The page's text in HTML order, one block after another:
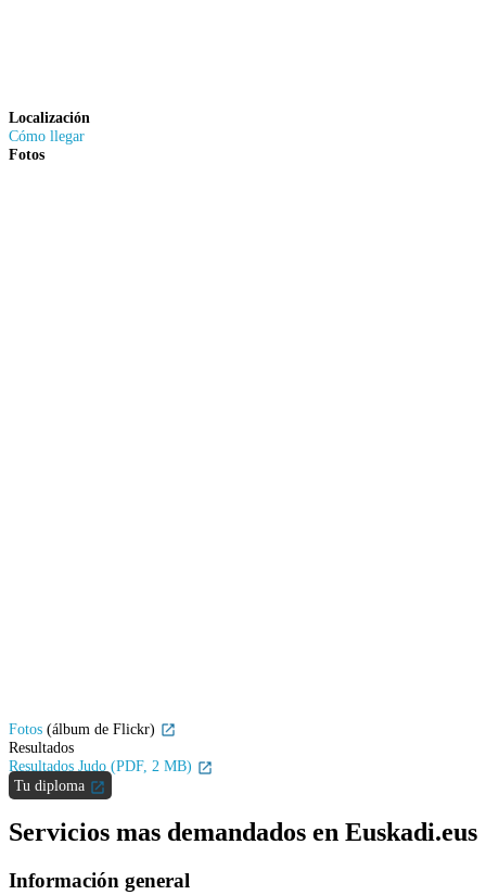
Localización
Cómo llegar
Fotos
Fotos (álbum de Flickr)
Resultados
Resultados Judo (PDF, 2 MB)
Tu diploma
Servicios mas demandados en Euskadi.eus
Información general